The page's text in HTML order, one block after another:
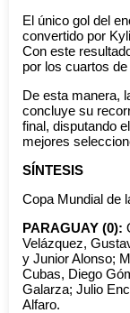
El único gol del
convertido por
Con este
por los cuartos
De esta manera,
concluye su
final, disputando
mejores
SÍNTESIS
Copa Mundial de
PARAGUAY (0):
Velázquez,
y Junior Alonso;
Cubas, Diego
Galarza; Julio
Alfaro.